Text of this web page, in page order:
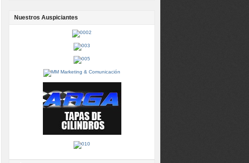
Nuestros Auspiciantes